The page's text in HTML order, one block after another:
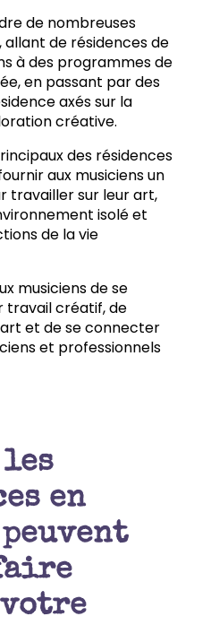
de nombreuses
de résidences de
à des programmes de
en passant par des
axés sur la
créative.
des résidences
aux musiciens un
travailler sur leur art,
isolé et
de la vie
musiciens de se
travail créatif, de
et de se connecter
et professionnels
les
en